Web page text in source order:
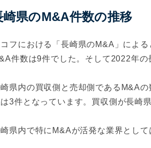
崎県のM&A件数の推移
コフにおける「長崎県のM&A」によ
件数は9件でした。そして2022年の
県内の買収側と売却側であるM&A
3件となっています。買収側が長崎
県内で特にM&Aが活発な業界とし